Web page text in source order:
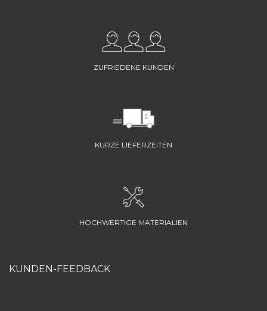
ZUFRIEDENE KUNDEN
KURZE LIEFERZEITEN
HOCHWERTIGE MATERIALIEN
KUNDEN-FEEDBACK